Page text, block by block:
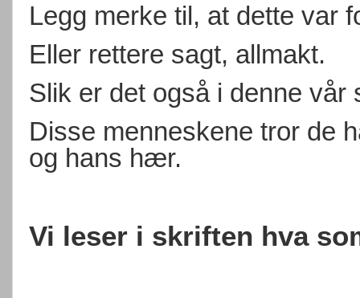
Legg merke til, at dette var
Eller rettere sagt, allmakt.
Slik er det også i denne vår
Disse menneskene tror de
og hans hær.
Vi leser i skriften hva